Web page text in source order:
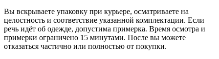
Вы вскрываете упаковку при курьере, осматриваете на
целостность и соответствие указанной комплектации. Если
речь идёт об одежде, допустима примерка. Время осмотра и
примерки ограничено 15 минутами. После вы можете
отказаться частично или полностью от покупки.